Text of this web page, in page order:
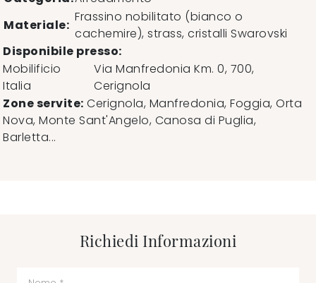
Materiale:
Frassino nobilitato (bianco o
cachemire), strass, cristalli Swarovski
Disponibile presso:
Mobilificio
Italia
Via Manfredonia Km. 0, 700,
Cerignola
Zone servite: Cerignola, Manfredonia, Foggia, Orta
Nova, Monte Sant'Angelo, Canosa di Puglia,
Barletta...
Richiedi Informazioni